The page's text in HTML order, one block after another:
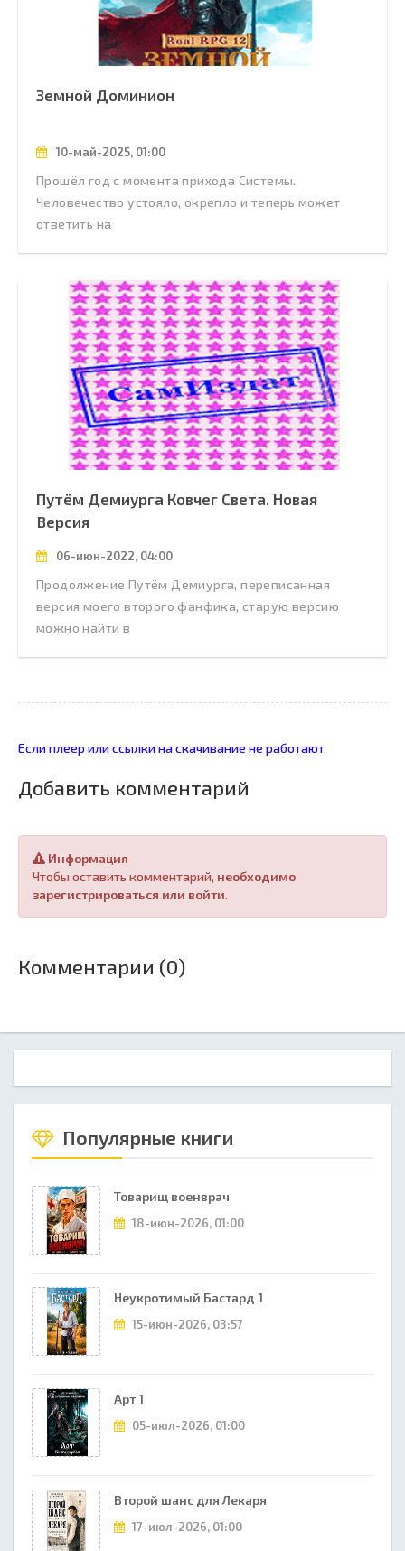
Земной Доминион
10-май-2025, 01:00
Прошёл год с момента прихода Системы.
Человечество устояло, окрепло и теперь может
ответить на
Путём Демиурга Ковчег Света. Новая
Версия
06-июн-2022, 04:00
Продолжение Путём Демиурга, переписанная
версия моего второго фанфика, старую версию
можно найти в
Если плеер или ссылки на скачивание не работают
Добавить комментарий
Информация
Чтобы оставить комментарий, необходимо
зарегистрироваться или войти.
Комментарии (0)
Популярные книги
Товарищ военврач
18-июн-2026, 01:00
Неукротимый Бастард 1
15-июн-2026, 03:57
Арт 1
05-июл-2026, 01:00
Второй шанс для Лекаря
17-июл-2026, 01:00